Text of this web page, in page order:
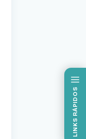
LINKS RÁPIDOS